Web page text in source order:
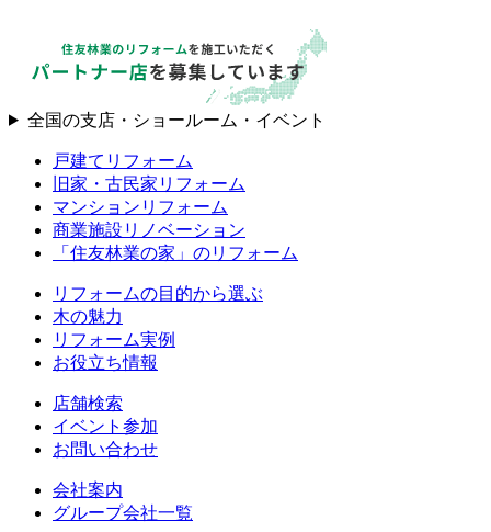
全国の支店・ショールーム・イベント
戸建てリフォーム
旧家・古民家リフォーム
マンションリフォーム
商業施設リノベーション
「住友林業の家」のリフォーム
リフォームの目的から選ぶ
木の魅力
リフォーム実例
お役立ち情報
店舗検索
イベント参加
お問い合わせ
会社案内
グループ会社一覧